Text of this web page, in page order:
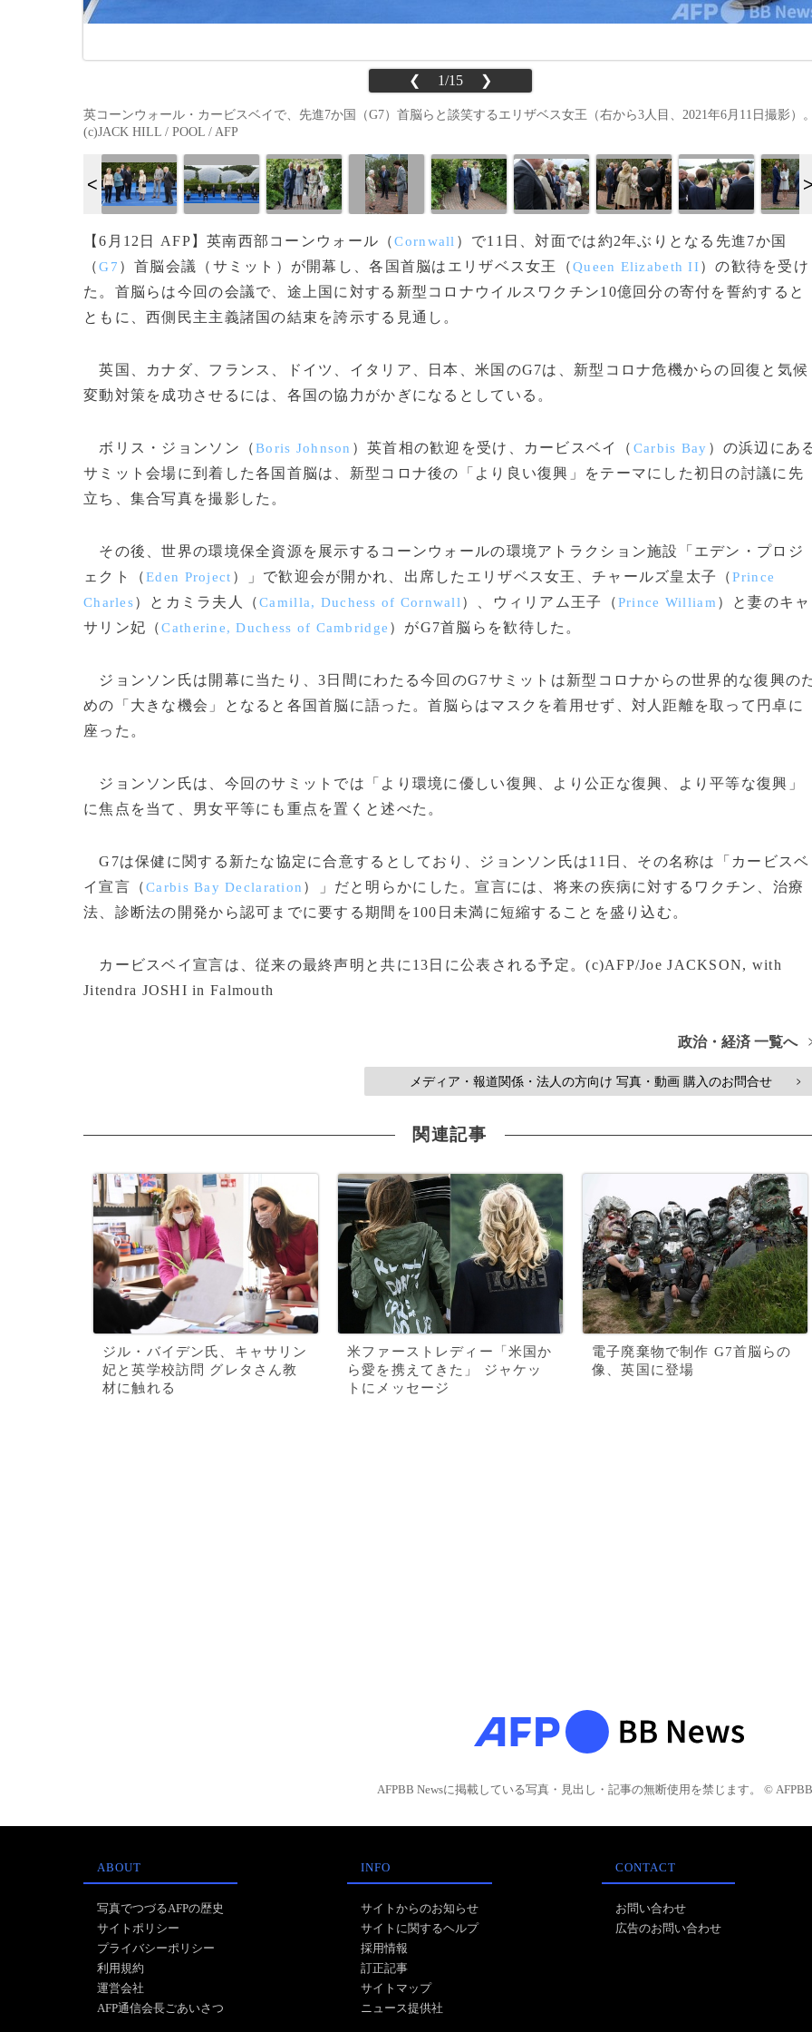
❮ 1/15 ❯
英コーンウォール・カービスベイで、先進7か国（G7）首脳らと談笑するエリザベス女王（右から3人目、2021年6月11日撮影）
(c)JACK HILL / POOL / AFP
【6月12日 AFP】英南西部コーンウォール（Cornwall ）で11日、対面では約2年ぶりとなる先進7か国
（G7 ）首脳会議（サミット）が開幕し、各国首脳はエリザベス女王（Queen Elizabeth II）の歓待を受け
た。首脳らは今回の会議で、途上国に対する新型コロナウイルスワクチン10億回分の寄付を誓約すると
ともに、西側民主主義諸国の結束を誇示する見通し。
英国、カナダ、フランス、ドイツ、イタリア、日本、米国のG7は、新型コロナ危機からの回復と気候
変動対策を成功させるには、各国の協力がかぎになるとしている。
ボリス・ジョンソン（Boris Johnson ）英首相の歓迎を受け、カービスベイ（ Carbis Bay ）の浜辺にあ
サミット会場に到着した各国首脳は、新型コロナ後の「より良い復興」をテーマにした初日の討議に先
立ち、集合写真を撮影した。
その後、世界の環境保全資源を展示するコーンウォールの環境アトラクション施設「エデン・プロジ
ェクト（Eden Project ）」で歓迎会が開かれ、出席したエリザベス女王、チャールズ皇太子（Prince
Charles）とカミラ夫人（Camilla, Duchess of Cornwall ）、ウィリアム王子（Prince William ）と妻のキャ
サリン妃（Catherine, Duchess of Cambridge ）がG7首脳らを歓待した。
ジョンソン氏は開幕に当たり、3日間にわたる今回のG7サミットは新型コロナからの世界的な復興の
めの「大きな機会」となると各国首脳に語った。首脳らはマスクを着用せず、対人距離を取って円卓に
座った。
ジョンソン氏は、今回のサミットでは「より環境に優しい復興、より公正な復興、より平等な復興」
に焦点を当て、男女平等にも重点を置くと述べた。
G7は保健に関する新たな協定に合意するとしており、ジョンソン氏は11日、その名称は「カービスベ
イ宣言（Carbis Bay Declaration ）」だと明らかにした。宣言には、将来の疾病に対するワクチン、治療
法、診断法の開発から認可までに要する期間を100日未満に短縮することを盛り込む。
カービスベイ宣言は、従来の最終声明と共に13日に公表される予定。(c)AFP/Joe JACKSON, with
Jitendra JOSHI in Falmouth
政治・経済 一覧へ
メディア・報道関係・法人の方向け 写真・動画 購入のお問合せ >
関連記事
ジル・バイデン氏、キャサリン
妃と英学校訪問 グレタさん教
材に触れる
米ファーストレディー「米国か
ら愛を携えてきた」 ジャケッ
トにメッセージ
電子廃棄物で制作 G7首脳らの
像、英国に登場
AFPBB Newsに掲載している写真・見出し・記事の無断使用を禁じます。 © AFPBB
ABOUT
写真でつづるAFPの歴史
サイトポリシー
プライバシーポリシー
利用規約
運営会社
AFP通信会長ごあいさつ
INFO
サイトからのお知らせ
サイトに関するヘルプ
採用情報
訂正記事
サイトマップ
ニュース提供社
CONTACT
お問い合わせ
広告のお問い合わせ